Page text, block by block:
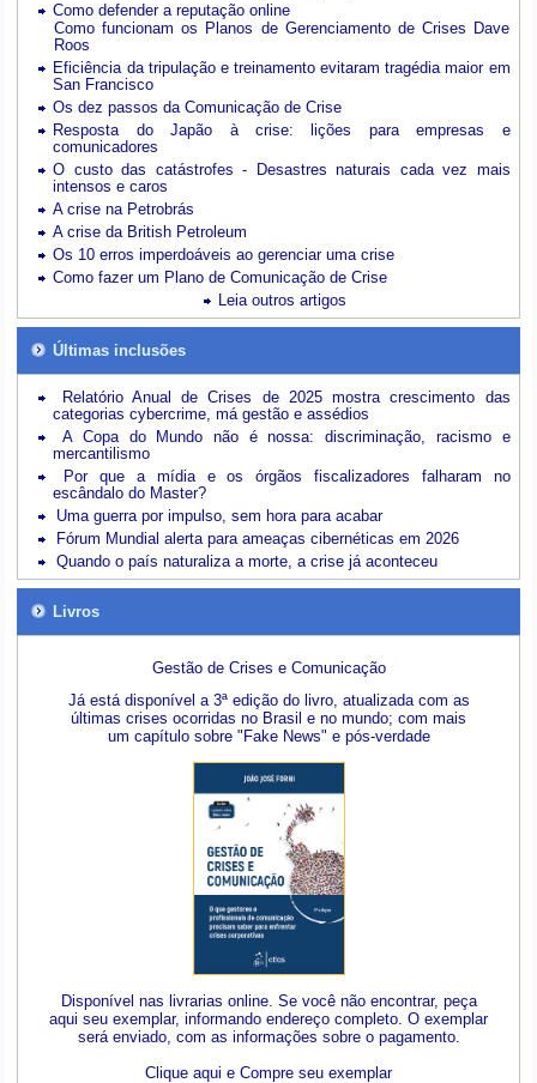
Como defender a reputação online
Como funcionam os Planos de Gerenciamento de Crises Dave
Roos
Eficiência da tripulação e treinamento evitaram tragédia maior em
San Francisco
Os dez passos da Comunicação de Crise
Resposta do Japão à crise: lições para empresas e
comunicadores
O custo das catástrofes -
Desastres naturais cada vez mais
intensos e caros
A crise na Petrobrás
A crise da British Petroleum
Os 10 erros imperdoáveis ao gerenciar uma crise
Como fazer um Plano de Comunicação de Crise
Leia outros artigos
Últimas inclusões
Relatório Anual de Crises de 2025 mostra crescimento das
categorias cybercrime, má gestão e assédios
A Copa do Mundo não é nossa: discriminação, racismo e
mercantilismo
Por que a mídia e os órgãos fiscalizadores falharam no
escândalo do Master?
Uma guerra por impulso, sem hora para acabar
Fórum Mundial alerta para ameaças cibernéticas em 2026
Quando o país naturaliza a morte, a crise já aconteceu
Livros
Gestão de Crises e Comunicação
Já está disponível a 3ª edição do livro, atualizada com as
últimas crises ocorridas no Brasil e no mundo; com mais
um capítulo sobre "Fake News" e pós-verdade
Disponível nas livrarias online. Se você não encontrar, peça
aqui seu exemplar, informando endereço completo. O exemplar
será enviado, com as informações sobre o pagamento.
Clique aqui e Compre seu exemplar